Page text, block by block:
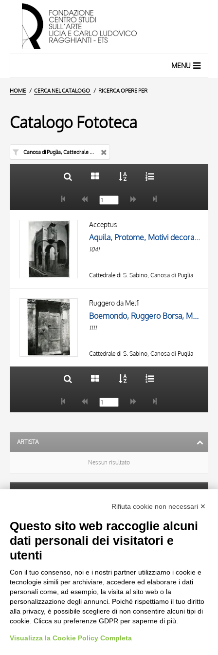
MENU
HOME CERCA NEL CATALOGO RICERCA OPERE PER
Catalogo Fototeca
Canosa di Puglia, Cattedrale di S. Sabino
AUTORE
LOCALIZZAZIONE
20 RISULTATI
Acceptus
Aquila, Protome, Motivi decorativi fitomorfi
1041
Cattedrale di S. Sabino, Canosa di Puglia
Ruggero da Melfi
Boemondo, Ruggero Borsa, Madonna con Bambino, Boemondo II Guiscardo, Tancredi e Guglielmo II, Motivi decorativi geometrici e animali, Protomi leonine, Motivo decorativo stilizzato
1111
Cattedrale di S. Sabino, Canosa di Puglia
TITOLO
OGGETTO
20 RISULTATI
ARTISTA
Nessun risultato
OGGETTO
LOCALIZZAZIONE
Nessun risultato
CRONOLOGIA
Rifiuta cookie non necessari ✕
Questo sito web raccoglie alcuni
dati personali dei visitatori e
utenti
Con il tuo consenso, noi e i nostri partner utilizziamo i cookie e
tecnologie simili per archiviare, accedere ed elaborare i dati
personali come, ad esempio, la visita al sito web o la
personalizzazione degli annunci. Poiché rispettiamo il tuo diritto
alla privacy, è possibile scegliere di non consentire alcuni tipi di
cookie. Clicca su preferenze GDPR per saperne di più.
Visualizza la Cookie Policy Completa